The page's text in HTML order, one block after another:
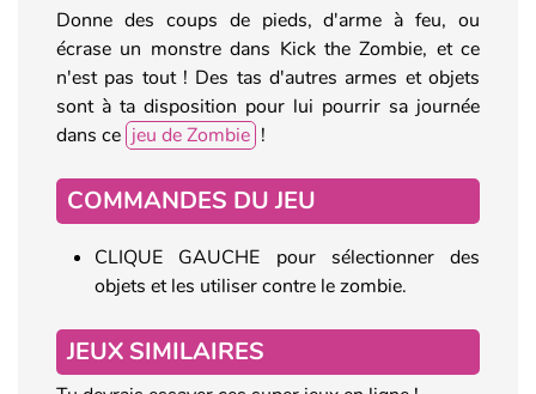
Donne des coups de pieds, d'arme à feu, ou
écrase un monstre dans Kick the Zombie, et ce
n'est pas tout ! Des tas d'autres armes et objets
sont à ta disposition pour lui pourrir sa journée
dans ce jeu de Zombie !
COMMANDES DU JEU
CLIQUE GAUCHE pour sélectionner des
objets et les utiliser contre le zombie.
JEUX SIMILAIRES